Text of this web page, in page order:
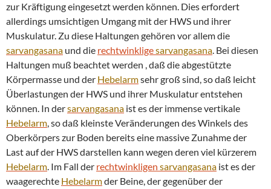
zur Kräftigung eingesetzt werden können. Dies erfordert
allerdings umsichtigen Umgang mit der HWS und ihrer
Muskulatur. Zu diese Haltungen gehören vor allem die
sarvangasana und die rechtwinkligesarvangasana. Bei diesen
Haltungen muß beachtet werden , daß die abgestützte
Körpermasse und der Hebelarmsehr groß sind, so daß leicht
Überlastungen der HWS und ihrer Muskulatur entstehen
können. In dersarvangasana ist es der immense vertikale
Hebelarm, so daß kleinste Veränderungen des Winkels des
Oberkörpers zur Boden bereits eine massive Zunahme der
Last auf der HWS darstellen kann wegen deren viel kürzerem
Hebelarm. Im Fall der rechtwinkligen sarvangasana ist es der
waagerechte Hebelarmder Beine, der gegenüber der